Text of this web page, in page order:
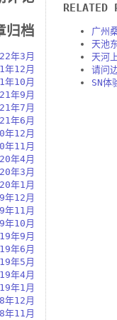
RELATED
广州
天池
天河
请问
SN体
归档
年3月
年12月
年10月
年9月
年7月
年6月
年12月
年11月
年4月
年3月
年1月
年12月
年11月
年10月
年9月
年6月
年5月
年4月
年1月
年12月
年11月